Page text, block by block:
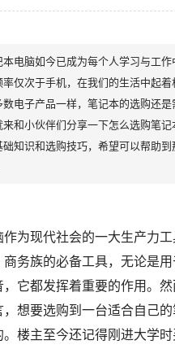
本电脑如今已成为每个人学习与工作
仅次于手机，在我们的生活中起着
数电子产品一样，笔记本的选购还
来和小伙伴们分享一下怎么选购笔
础知识和选购技巧，希望可以帮助
作为现代社会的一大生产力
商务族的必备工具，无论是
，它都发挥着重要的作用。
，想要选购到一台适合自己
。楼主至今还记得刚进大学